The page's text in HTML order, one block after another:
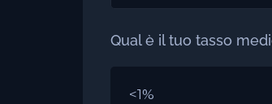
Qual è il tuo tasso
<1%